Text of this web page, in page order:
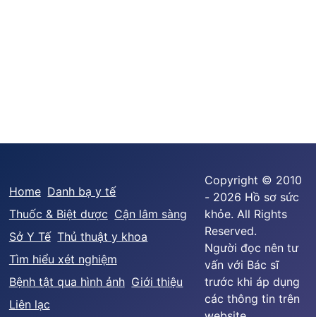
Home Danh bạ y tế
Thuốc & Biệt dược Cận lâm sàng
Sở Y Tế Thủ thuật y khoa
Tìm hiểu xét nghiệm
Bệnh tật qua hình ảnh Giới thiệu
Liên lạc
Copyright © 2010
- 2026 Hồ sơ sức
khỏe. All Rights
Reserved.
Người đọc nên tư
vấn với Bác sĩ
trước khi áp dụng
các thông tin trên